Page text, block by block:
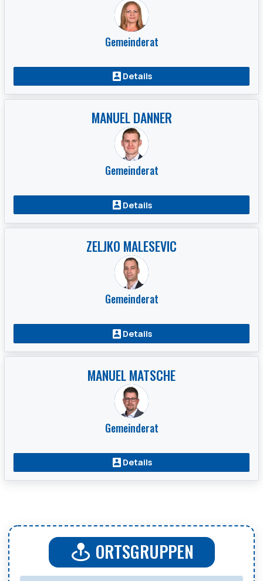
Gemeinderat
Details
MANUEL DANNER
Gemeinderat
Details
ZELJKO MALESEVIC
Gemeinderat
Details
MANUEL MATSCHE
Gemeinderat
Details
ORTSGRUPPEN